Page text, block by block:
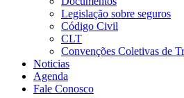
Legislação sobre seguros
Código Civil
CLT
Convenções Coletivas de
Noticias
Agenda
Fale Conosco